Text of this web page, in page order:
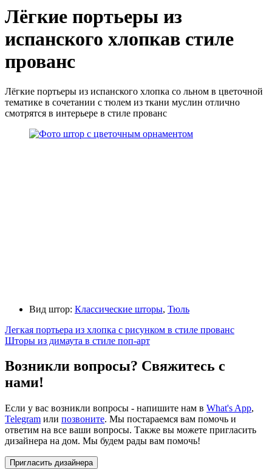
Лёгкие портьеры из
испанского хлопкав стиле
прованс
Лёгкие портьеры из испанского хлопка со льном в цветочной
тематике в сочетании с тюлем из ткани муслин отлично
смотрятся в интерьере в стиле прованс
Вид штор: Классические шторы, Тюль
Легкая портьера из хлопка с рисунком в стиле прованс
Шторы из димаута в стиле поп-арт
Возникли вопросы? Свяжитесь с
нами!
Если у вас возникли вопросы - напишите нам в What's App,
Telegram или позвоните. Мы постараемся вам помочь и
ответим на все ваши вопросы. Также вы можете пригласить
дизайнера на дом. Мы будем рады вам помочь!
Пригласить дизайнера